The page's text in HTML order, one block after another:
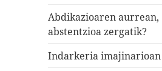
Abdikazioaren aurrean,
abstentzioa zergatik?
Indarkeria imajinarioan